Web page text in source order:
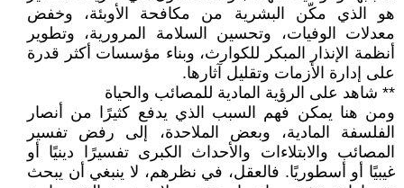
هو الذي مكّن البشرية من مكافحة الأوبئة، وخفض
معدلات الوفيات، وتحسين السلامة المرورية، وتطوير
أنظمة الإنذار المبكر للكوارث، وبناء مؤسسات أكثر قدرة
على إدارة الأزمات وتقليل آثارها.
** شاهد على الرؤية المادية للمصائب والحياة
ومن هنا يمكن فهم السبب الذي يدفع كثيرًا من أنصار
الفلسفة المادية، وبعض الملاحدة، إلى رفض تفسير
المصائب والابتلاءات والأحداث الكبرى تفسيرًا دينيًا أو
غيبيًا أو أسطوريًا. فالعقل، في نظرهم، لا ينبغي أن يبحث